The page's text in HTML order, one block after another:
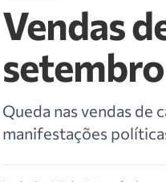
Vendas
setembro
Queda nas vendas de
manifestações